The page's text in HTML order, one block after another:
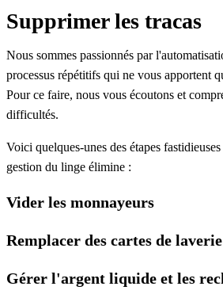
Supprimer les tracas
Nous sommes passionnés par
processus répétitifs qui ne vous apportent
Pour ce faire, nous vous écoutons et
difficultés.
Voici quelques-unes des étapes
gestion du linge élimine :
Vider les monnayeurs
Remplacer des cartes de
Gérer l'argent liquide et les